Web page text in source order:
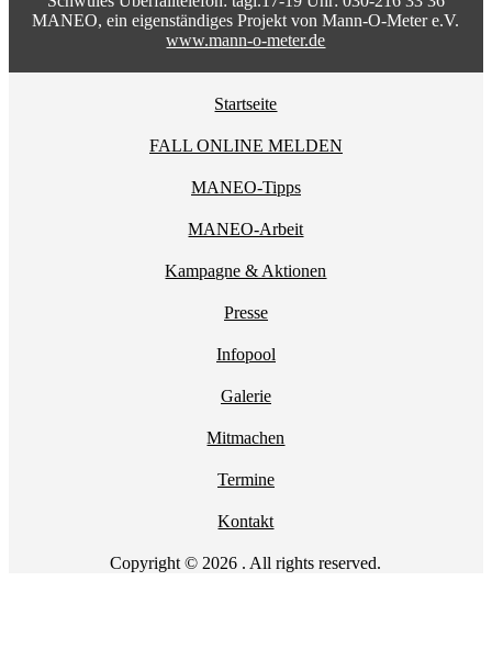
MANEO, ein eigenständiges Projekt von Mann-O-Meter e.V.
www.mann-o-meter.de
Startseite
FALL ONLINE MELDEN
MANEO-Tipps
MANEO-Arbeit
Kampagne & Aktionen
Presse
Infopool
Galerie
Mitmachen
Termine
Kontakt
Copyright © 2026 . All rights reserved.